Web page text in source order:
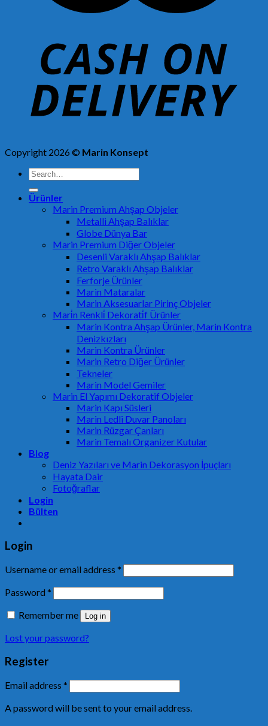
Copyright 2026 © Marin Konsept
Search
for:
Ürünler
Marin Premium Ahşap Objeler
Metalli Ahşap Balıklar
Globe Dünya Bar
Marin Premium Diğer Objeler
Desenli Varaklı Ahşap Balıklar
Retro Varaklı Ahşap Balıklar
Ferforje Ürünler
Marin Mataralar
Marin Aksesuarlar Pirinç Objeler
Mari̇n Renkli̇ Dekorati̇f Ürünler
Marin Kontra Ahşap Ürünler, Marin Kontra
Denizkızları
Marin Kontra Ürünler
Marin Retro Diğer Ürünler
Tekneler
Marin Model Gemiler
Marin El Yapımı Dekoratif Objeler
Marin Kapı Süsleri
Marin Ledli Duvar Panoları
Marin Rüzgar Çanları
Marin Temalı Organizer Kutular
Blog
Deniz Yazıları ve Marin Dekorasyon İpuçları
Hayata Dair
Fotoğraflar
Login
Bülten
Login
Username or email address *
Password*
Remember me
Log in
Lost your password?
Register
Email address *
A password will be sent to your email address.